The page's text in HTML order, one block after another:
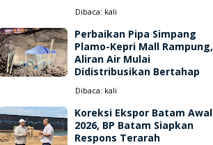
Dibaca: kali
Perbaikan Pipa Simpang
Plamo-Kepri Mall Rampung,
Aliran Air Mulai
Didistribusikan Bertahap
Dibaca: kali
Koreksi Ekspor Batam Awal
2026, BP Batam Siapkan
Respons Terarah